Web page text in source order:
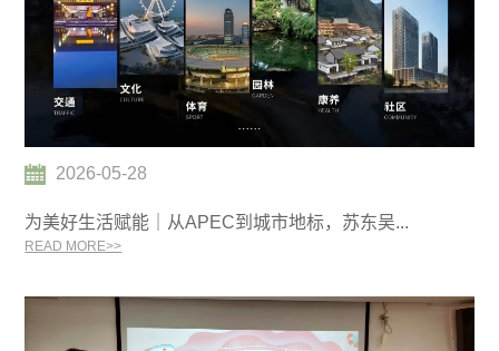
2026-05-28
为美好生活赋能｜从APEC到城市地标，苏东吴...
READ MORE>>